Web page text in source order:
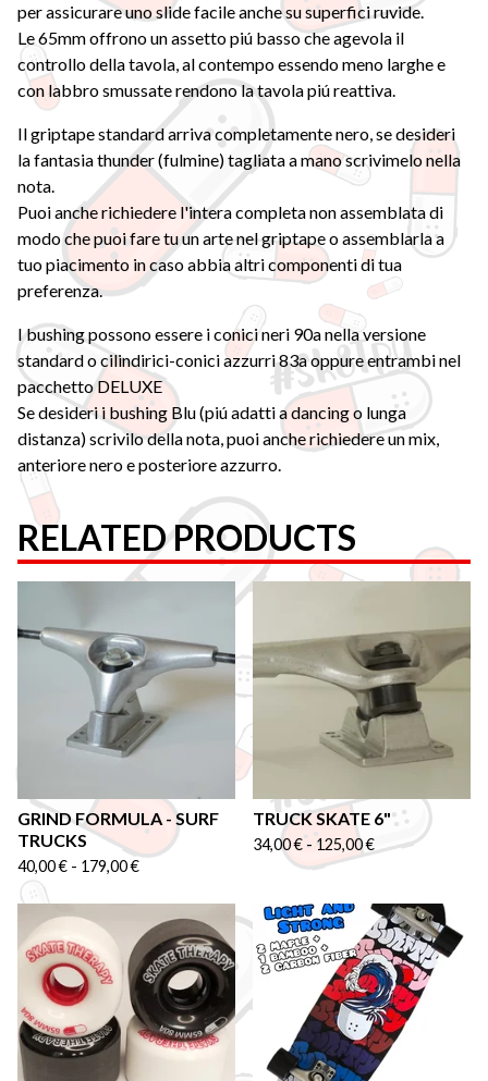
per assicurare uno slide facile anche su superfici ruvide.
Le 65mm offrono un assetto piú basso che agevola il
controllo della tavola, al contempo essendo meno larghe e
con labbro smussate rendono la tavola piú reattiva.
Il griptape standard arriva completamente nero, se desideri
la fantasia thunder (fulmine) tagliata a mano scrivimelo nella
nota.
Puoi anche richiedere l'intera completa non assemblata di
modo che puoi fare tu un arte nel griptape o assemblarla a
tuo piacimento in caso abbia altri componenti di tua
preferenza.
I bushing possono essere i conici neri 90a nella versione
standard o cilindirici-conici azzurri 83a oppure entrambi nel
pacchetto DELUXE
Se desideri i bushing Blu (piú adatti a dancing o lunga
distanza) scrivilo della nota, puoi anche richiedere un mix,
anteriore nero e posteriore azzurro.
RELATED PRODUCTS
GRIND FORMULA - SURF
TRUCKS
40,00€ - 179,00€
TRUCK SKATE 6"
34,00€- 125,00€